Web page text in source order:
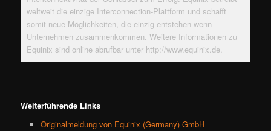
weltweit die einzige Interconnection-Plattform und schafft
somit neue Möglichkeiten, die einzig entstehen wenn
Unternehmen zusammenkommen. Weitere Informationen zu
Equinix sind online abrufbar unter http://www.equinix.de.
Weiterführende Links
Originalmeldung von Equinix (Germany) GmbH